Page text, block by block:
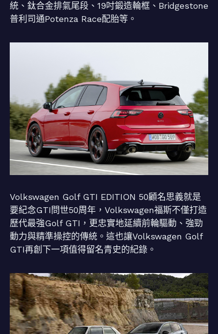
統、鈦合金排氣尾段、19吋鍛造輪框、Bridgestone
普利司通Potenza Race配胎等。
Volkswagen Golf GTI EDITION 50顧名思義就是
要紀念GTI問世50周年，Volkswagen福斯不僅打造
歷代最強Golf GTI，更忠實地延續前輪驅動、強勁
動力與精準操控的傳統。這也讓Volkswagen Golf
GTI再創下一項值得留名青史的紀錄。